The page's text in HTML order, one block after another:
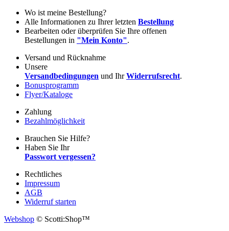
Wo ist meine Bestellung?
Alle Informationen zu Ihrer letzten Bestellung
Bearbeiten oder überprüfen Sie Ihre offenen
Bestellungen in "Mein Konto".
Versand und Rücknahme
Unsere
Versandbedingungen und IhrWiderrufsrecht.
Bonusprogramm
Flyer/Kataloge
Zahlung
Bezahlmöglichkeit
Brauchen Sie Hilfe?
Haben Sie Ihr
Passwort vergessen?
Rechtliches
Impressum
AGB
Widerruf starten
Webshop © Scotti:Shop™